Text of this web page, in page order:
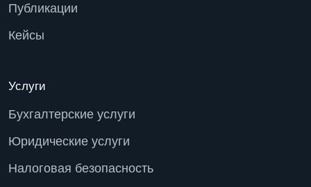
Публикации
Кейсы
Услуги
Бухгалтерские услуги
Юридические услуги
Налоговая безопасность